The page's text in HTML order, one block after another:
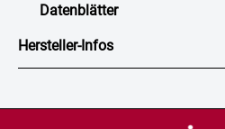
Datenblätter
Hersteller-Infos